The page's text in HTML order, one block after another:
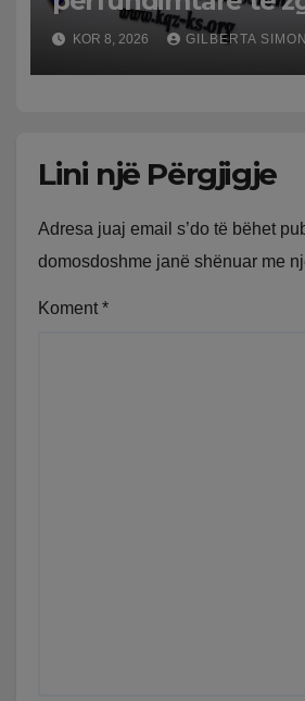
të 7 qershorit/
për formimin e
KOR 8, 2026 GILBERTA
Lini një Përgjigje
Adresa juaj email s’do të bëhet
domosdoshme janë shënuar me
Koment *